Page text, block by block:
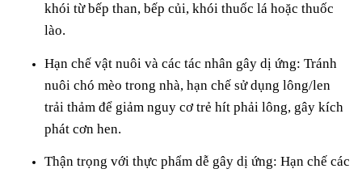
khói từ bếp than, bếp củi, khói thuốc lá hoặc thuốc
lào.
Hạn chế vật nuôi và các tác nhân gây dị ứng: Tránh
nuôi chó mèo trong nhà, hạn chế sử dụng lông/len
trải thảm để giảm nguy cơ trẻ hít phải lông, gây kích
phát cơn hen.
Thận trọng với thực phẩm dễ gây dị ứng: Hạn chế các